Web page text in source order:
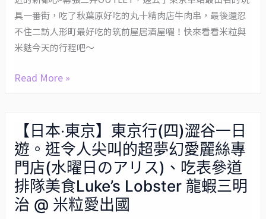
具一番街，吃了秋葉原好吃的丸十精肉店牛肉串，最後還忍
不住二訪人形町最好吃的筑前屋居酒屋囉！快來看看米粒與
米麩今天的行程吧～
心-
張
Outlet、
嚐
鮮
日
本
原
Read More »
【日本‧東京】東京行(四)澀谷一日
遊。逛令人尖叫的超夢幻愛麗絲專
門店(水曜日のアリス)、吃表參道
排隊美食Luke’s Lobster 龍蝦三明
治 @ 米粒愛出國
【日
本‧
東
京】
東
京